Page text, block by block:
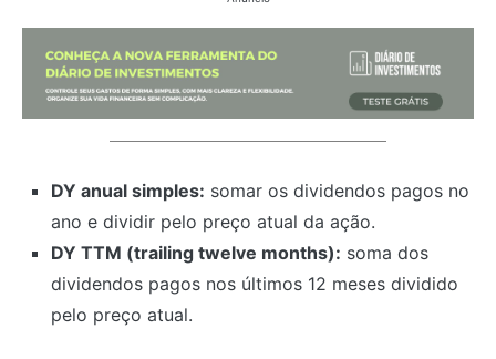
DY anual simples: somar os dividendos pagos no
ano e dividir pelo preço atual da ação.
DY TTM (trailing twelve months): soma dos
dividendos pagos nos últimos 12 meses dividido
pelo preço atual.